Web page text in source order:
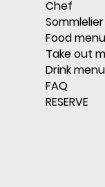
Chef
Sommlelier
Food menu
Take out
Drink menu
FAQ
RESERVE